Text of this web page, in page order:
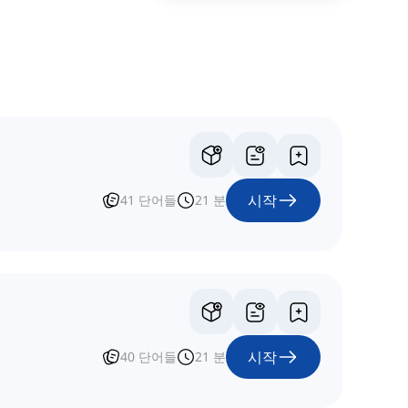
41 단어들 21 분 시작
40 단어들 21 분 시작